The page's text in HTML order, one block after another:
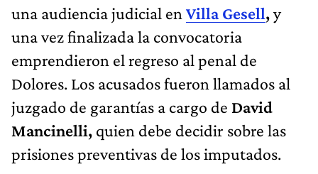
una audiencia judicial en Villa Gesell,y
una vez finalizada la convocatoria
emprendieron el regreso al penal de
Dolores. Los acusados fueron llamados al
juzgado de garantías a cargo de David
Mancinelli, quien debe decidir sobre las
prisiones preventivas de los imputados.